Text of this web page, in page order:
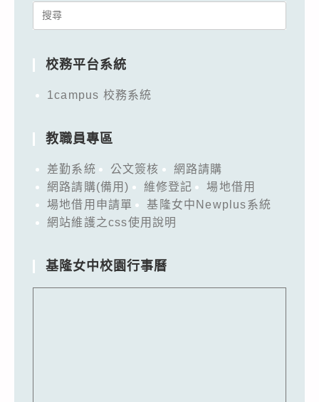
Search
校務平台系統
1campus 校務系統
教職員專區
差勤系統 公文簽核
網路請購
網路請購(備用)
維修登記
場地借用
場地借用申請單
基隆女中Newplus系統
網站維護之css使用說明
基隆女中校園行事曆